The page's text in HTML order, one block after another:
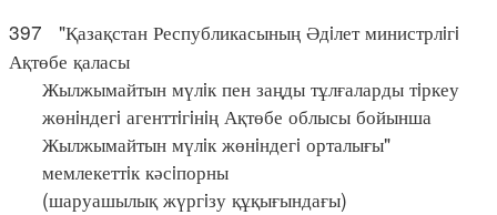
397 "Қазақстан Республикасының Әдiлет министрлiгi
Ақтөбе қаласы
Жылжымайтын мүлiк пен заңды тұлғаларды тiркеу
жөнiндегi агенттiгiнiң Ақтөбе облысы бойынша
Жылжымайтын мүлiк жөнiндегi орталығы"
мемлекеттiк кәсiпорны
(шаруашылық жүргiзу құқығындағы)